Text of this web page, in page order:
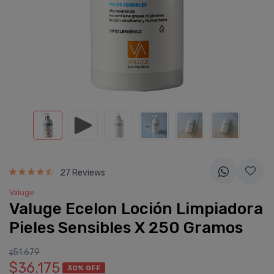
27 Reviews
Valuge
Valuge Ecelon Loción Limpiadora
Pieles Sensibles X 250 Gramos
$51.679
$36.175 30% OFF